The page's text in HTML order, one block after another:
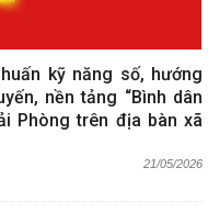
kỹ năng số, hướng
nền tảng “Bình dân
Phòng trên địa bàn xã
21/05/2026